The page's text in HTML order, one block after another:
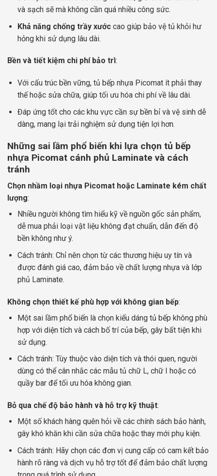
và sạch sẽ mà không cần quá nhiều công sức.
Khả năng chống trầy xướccao giúp bảo vệ tủ khỏi hư
hỏng khi sử dụng lâu dài.
Bền và tiết kiệm chi phí bảo trì:
Với cấu trúc bền vững, tủ bếp nhựa Picomat ít phải thay
thế hoặc sửa chữa, giúp tối ưu hóa chi phí về lâu dài.
Đáp ứng tốt cho các khu vực cần sự bền bỉ và vệ sinh dễ
dàng, mang lại trải nghiệm sử dụng tiện lợi hơn.
Những sai lầm phổ biến khi lựa chọn tủ bếp
nhựa Picomat cánh phủ Laminate và cách
tránh
Chọn nhầm loại nhựa Picomat hoặc Laminate kém chất
lượng:
Nhiều người không tìm hiểu kỹ về nguồn gốc sản phẩm,
dễ mua phải loại vật liệu không đạt chuẩn, dẫn đến độ
bền không như ý.
Cách tránh: Chỉ nên chọn từ các thương hiệu uy tín và
được đánh giá cao, đảm bảo về chất lượng nhựa và lớp
phủ Laminate.
Không chọn thiết kế phù hợp với không gian bếp:
Một sai lầm phổ biến là chọn kiểu dáng tủ bếp không phù
hợp với diện tích và cách bố trí của bếp, gây bất tiện khi
sử dụng.
Cách tránh: Tùy thuộc vào diện tích và thói quen, người
dùng có thể cân nhắc các mẫu tủ chữ L, chữ I hoặc có
quầy bar để tối ưu hóa không gian.
Bỏ qua chế độ bảo hành và hỗ trợ kỹ thuật:
Một số khách hàng quên hỏi về các chính sách bảo hành,
gây khó khăn khi cần sửa chữa hoặc thay mới phụ kiện.
Cách tránh: Hãy chọn các đơn vị cung cấp có cam kết bảo
hành rõ ràng và dịch vụ hỗ trợ tốt để đảm bảo chất lượng